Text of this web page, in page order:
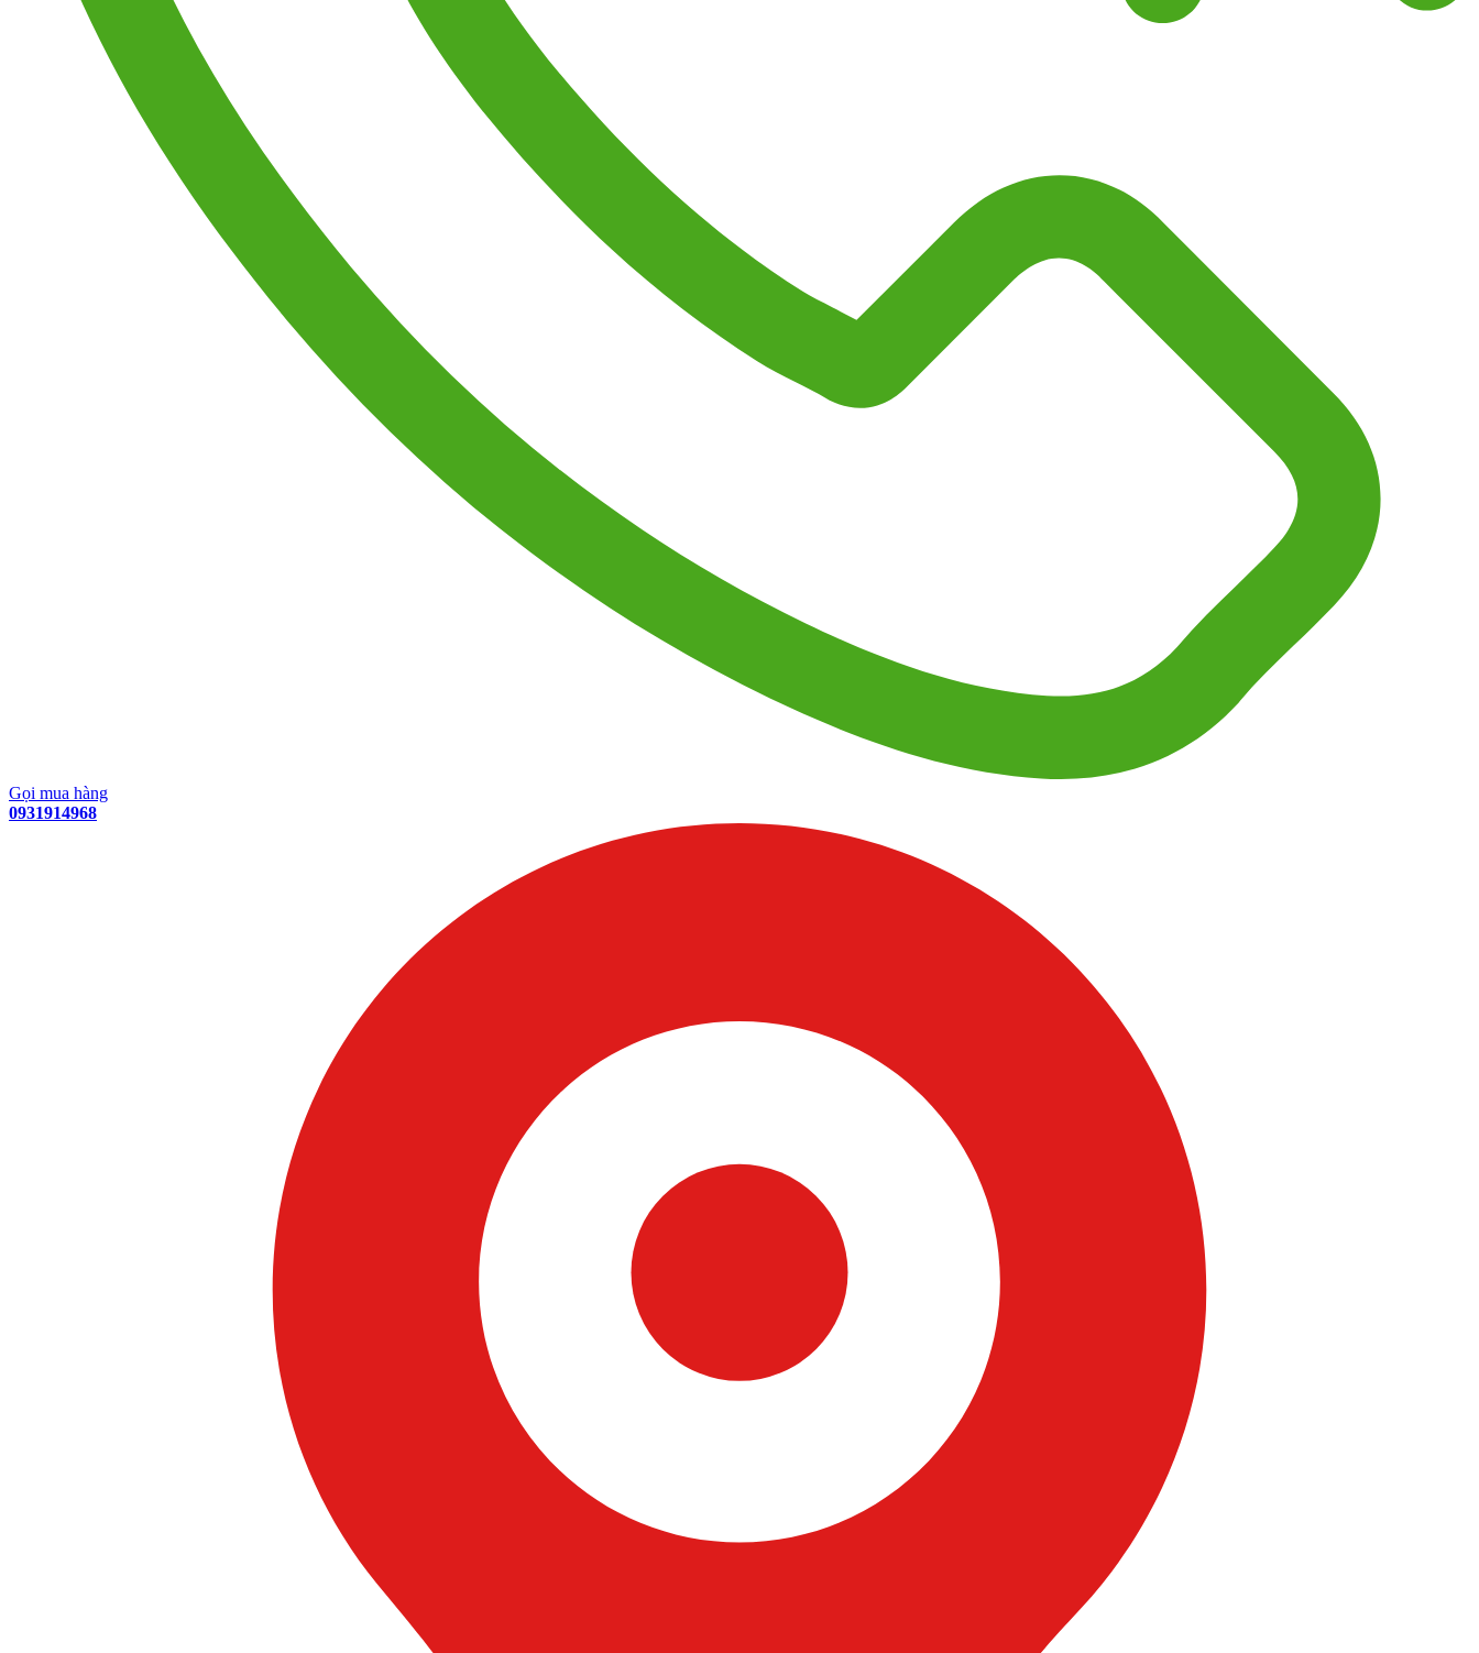
Gọi mua hàng
0931914968